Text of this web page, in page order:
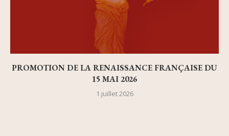
PROMOTION DE LA RENAISSANCE FRANÇAISE DU
15 MAI 2026
1 juillet 2026